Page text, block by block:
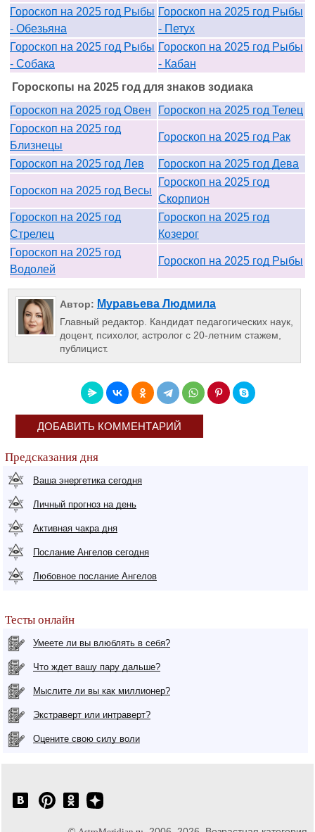
Гороскоп на 2025 год Рыбы
- Обезьяна
Гороскоп на 2025 год Рыбы
- Петух
Гороскоп на 2025 год Рыбы
- Собака
Гороскоп на 2025 год Рыбы
- Кабан
Гороскопы на 2025 год для знаков зодиака
Гороскоп на 2025 год Овен
Гороскоп на 2025 год Телец
Гороскоп на 2025 год
Близнецы
Гороскоп на 2025 год Рак
Гороскоп на 2025 год Лев Гороскоп на 2025 год Дева
Гороскоп на 2025 год Весы
Гороскоп на 2025 год
Скорпион
Гороскоп на 2025 год
Стрелец
Гороскоп на 2025 год
Козерог
Гороскоп на 2025 год
Водолей
Гороскоп на 2025 год Рыбы
Автор: Муравьева Людмила
Главный редактор. Кандидат педагогических наук,
доцент, психолог, астролог с 20-летним стажем,
публицист.
ДОБАВИТЬ КОММЕНТАРИЙ
Предсказания дня
Ваша энергетика сегодня
Личный прогноз на день
Активная чакра дня
Послание Ангелов сегодня
Любовное послание Ангелов
Тесты онлайн
Умеете ли вы влюблять в себя?
Что ждет вашу пару дальше?
Мыслите ли вы как миллионер?
Экстраверт или интраверт?
Оцените свою силу воли